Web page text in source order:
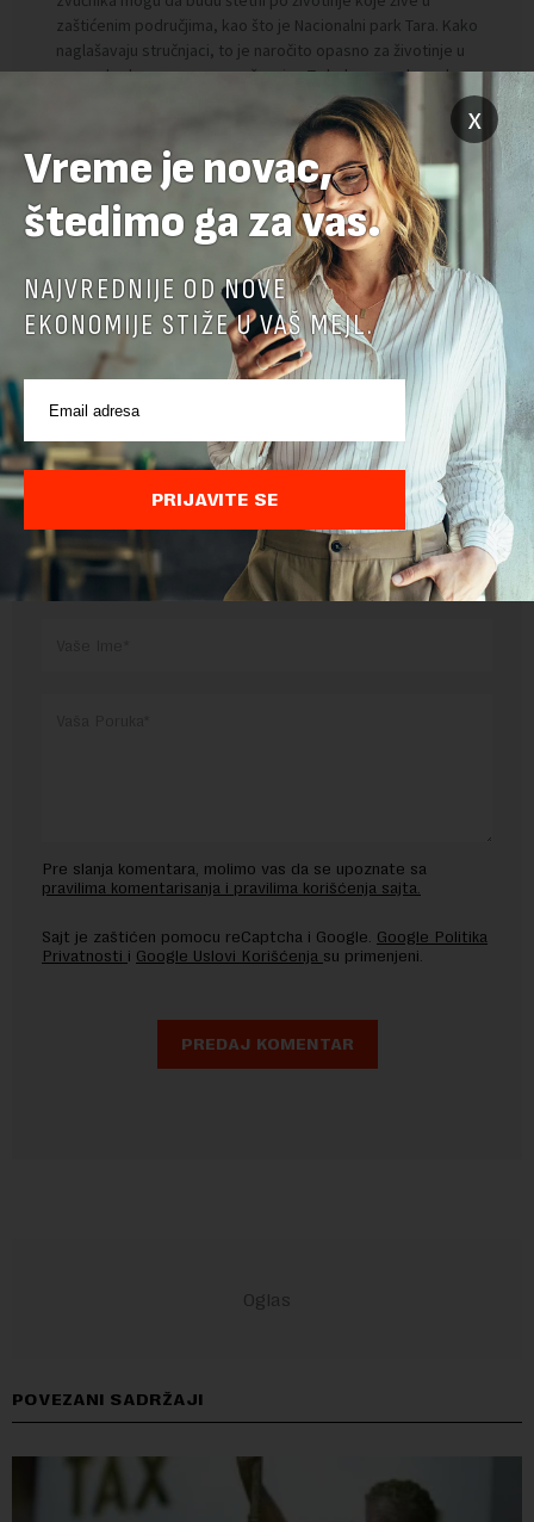
Preuzimanje delova teksta je dozvoljeno, ali uz obavezno navođenje
izvora i uz postavljanje linka ka izvornom tekstu na novaekonomija.rs
TEMA:
ORAO KRSTAŠ PTICE SRBIJA
OSTAVITE ODGOVOR
Pre slanja komentara, molimo vas da se upoznate sa
pravilima komentarisanja i pravilima korišćenja sajta.
Sajt je zaštićen pomocu reCaptcha i Google. Google Politika
Privatnosti i Google Uslovi Korišćenja su primenjeni.
POVEZANI SADRŽAJI
x
Vreme je novac,
štedimo ga za vas.
NAJVREDNIJE OD NOVE
EKONOMIJE STIŽE U VAŠ MEJL.
PRIJAVITE SE